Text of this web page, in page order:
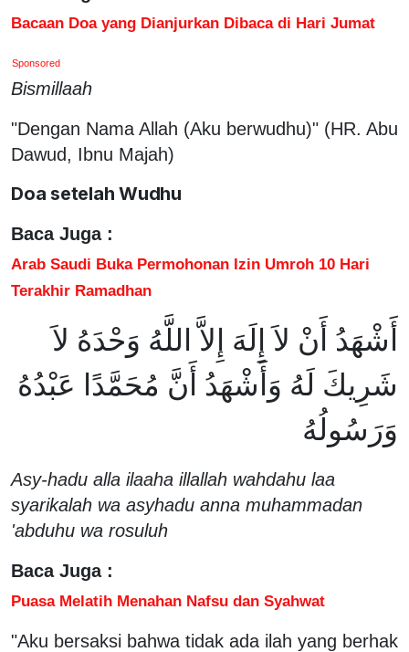
Bacaan Doa yang Dianjurkan Dibaca di Hari Jumat
Sponsored
Bismillaah
"Dengan Nama Allah (Aku berwudhu)" (HR. Abu
Dawud, Ibnu Majah)
Doa setelah Wudhu
Baca Juga :
Arab Saudi Buka Permohonan Izin Umroh 10 Hari
Terakhir Ramadhan
أَشْهَدُ أَنْ لاَ إِلَهَ إِلاَّ اللَّهُ وَحْدَهُ لاَ
شَرِيكَ لَهُ وَأَشْهَدُ أَنَّ مُحَمَّدًا عَبْدُهُ
وَرَسُولُهُ
Asy-hadu alla ilaaha illallah wahdahu laa
syarikalah wa asyhadu anna muhammadan
'abduhu wa rosuluh
Baca Juga :
Puasa Melatih Menahan Nafsu dan Syahwat
"Aku bersaksi bahwa tidak ada ilah yang berhak